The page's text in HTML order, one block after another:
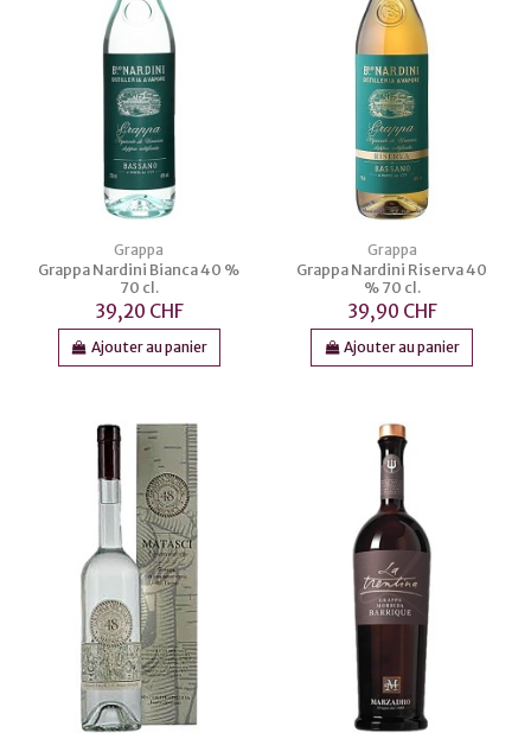
Grappa
Grappa Nardini Bianca 40 %
70 cl.
39,20 CHF
Ajouter au panier
Grappa
Grappa Nardini Riserva 40
% 70 cl.
39,90 CHF
Ajouter au panier